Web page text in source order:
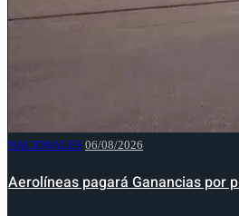
NACIONALES 06/08/2026
Aerolíneas pagará Ganancias por